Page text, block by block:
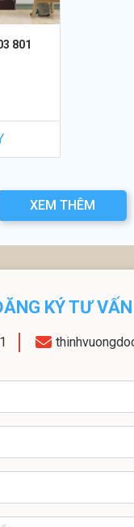
801
XEM THÊM
KÝ TƯ VẤN